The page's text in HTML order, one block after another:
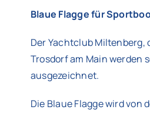
Blaue Flagge für
Der Yachtclub Miltenberg,
Trosdorf am Main werden
ausgezeichnet.
Die Blaue Flagge wird von